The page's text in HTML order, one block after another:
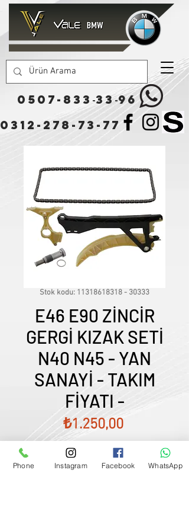
0507-833 -33-96
0312-278-73-77
Stok kodu: 11318618318 - 30333
E46 E90 ZİNCİR
GERGİ KIZAK SETİ
N40 N45 - YAN
SANAYİ - TAKIM
FİYATI -
₺1.250,00Fiyat
Satış Temsilcimizle Görüşün
Phone Instagram Facebook WhatsApp